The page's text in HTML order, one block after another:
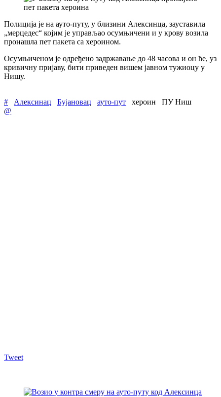
Полиција је на ауто-путу, у близини Алексинца, зауставила
„мерцедес“ којим је управљао осумњичени и у крову возила
пронашла пет пакета са хероином.
Осумњиченом је одређено задржавање до 48 часова и он ће, уз
кривичну пријаву, бити приведен вишем јавном тужиоцу у
Нишу.
# Алексинац Бујановац ауто-пут хероин
ПУ Ниш
@
Tweet